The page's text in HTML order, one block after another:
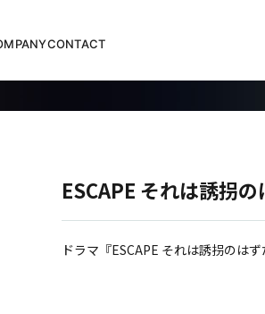
CONTACT
ESCAPE それは誘拐
ドラマ『ESCAPE それは誘拐のは